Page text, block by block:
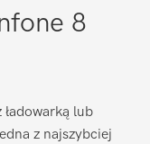
8
ładowarką lub
z najszybciej